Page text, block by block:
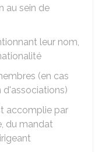
au sein de
leur nom,
(en cas
d'associations)
accomplie par
du mandat